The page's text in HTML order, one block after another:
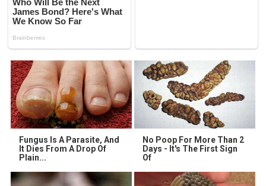
Fungus Is A Parasite, And
It Dies From A Drop Of
Plain...
No Poop For More Than 2
Days - It's The First Sign
Of